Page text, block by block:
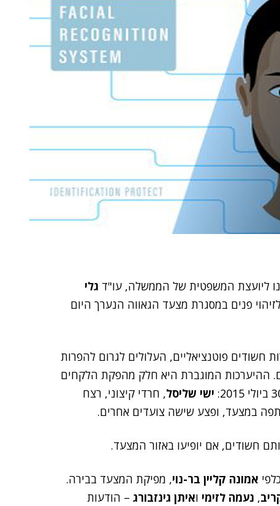
ליועצת המשפטית של הממשלה, עו"ד גלי
פנים במסגרת מצעד הגאווה הנערך היום
פוטנציאליים, העלולים לגרום להפרות
ההיערכות המוגברת היא חלק מהפקת הלקחים
ישי שליסל, חרדי קיצוני, רצח
במצעד, ופצע שישה צועדים אחרים.
חשודים, אם יופיעו באזור המצעד.
אמונה קליין בר-נוי, מפיקת המצעד בבירה.
, נעמה לזימי ואיתן גינזבורג – הודעות